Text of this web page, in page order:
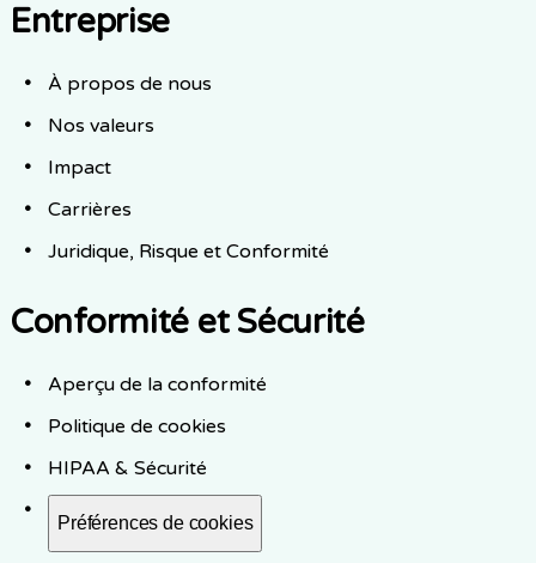
Entreprise
À propos de nous
Nos valeurs
Impact
Carrières
Juridique, Risque et Conformité
Conformité et Sécurité
Aperçu de la conformité
Politique de cookies
HIPAA & Sécurité
Préférences de cookies